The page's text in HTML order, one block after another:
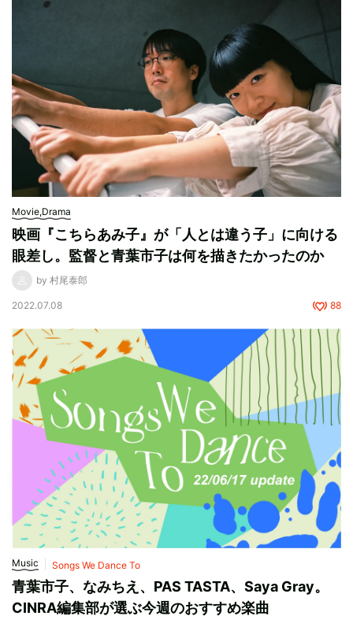
Movie,Drama
映画『こちらあみ子』が「人とは違う子」に向ける
眼差し。監督と青葉市子は何を描きたかったのか
by 村尾泰郎
2022.07.08 88
Music Songs We Dance To
青葉市子、なみちえ、PAS TASTA、Saya Gray。
CINRA編集部が選ぶ今週のおすすめ楽曲